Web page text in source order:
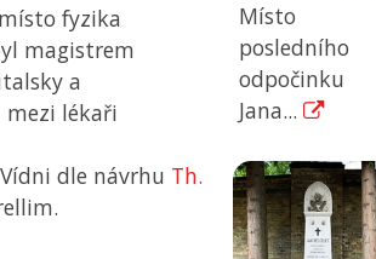
fyzika
magistrem
a
mezi lékaři
dle návrhu Th.
Místo
posledního
odpočinku
Jana...